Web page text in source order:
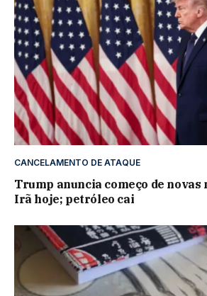
CANCELAMENTO DE ATAQUE
Trump anuncia começo de novas
Irã hoje; petróleo cai